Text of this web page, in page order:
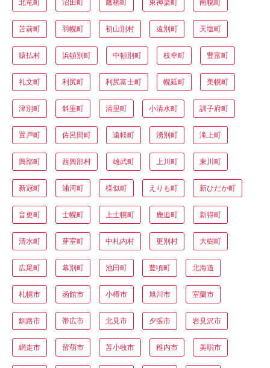
北竜町 沼田町 鷹栖町 東神楽町 南幌町
苫前町 羽幌町 初山別村 遠別町 天塩町
猿払村 浜頓別町 中頓別町 枝幸町 豊富町
礼文町 利尻町 利尻富士町 幌延町 美幌町
津別町 斜里町 清里町 小清水町 訓子府町
置戸町 佐呂間町 遠軽町 湧別町 滝上町
興部町 西興部村 雄武町 上川町 東川町
新冠町 浦河町 様似町 えりも町 新ひだか町
音更町 士幌町 上士幌町 鹿追町 新得町
清水町 芽室町 中札内村 更別村 大樹町
広尾町 幕別町 池田町 豊頃町 北海道
札幌市 函館市 小樽市 旭川市 室蘭市
釧路市 帯広市 北見市 夕張市 岩見沢市
網走市 留萌市 苫小牧市 稚内市 美唄市